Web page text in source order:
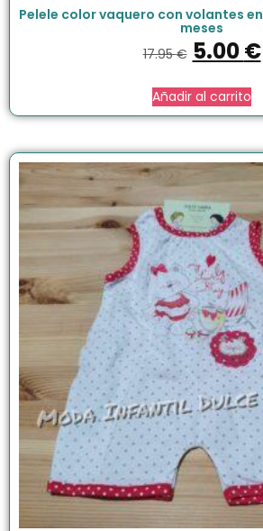
Pelele color vaquero con volantes
meses
17.95€ 5.00€
Añadir al carrito